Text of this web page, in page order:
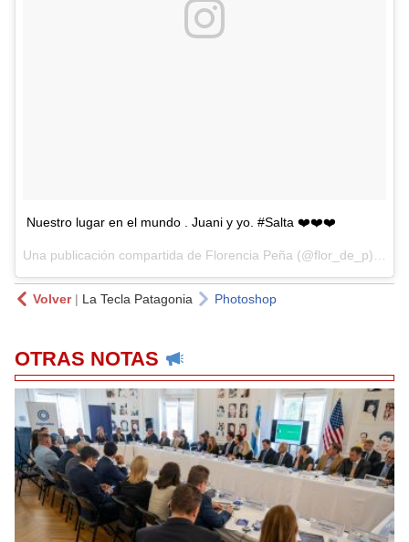
Nuestro lugar en el mundo . Juani y yo. #Salta ❤️❤️❤️
Volver| La Tecla Patagonia Photoshop
OTRAS NOTAS